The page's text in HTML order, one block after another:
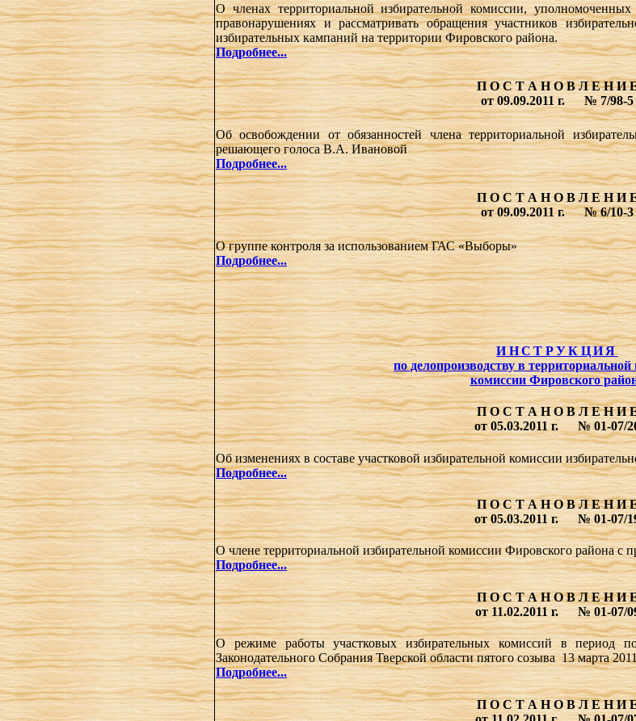
О членах территориальной избирательной комиссии,
правонарушениях и рассматривать обращения участников
избирательных кампаний на территории Фировского района.
Подробнее...
П О С Т А Н О В Л Е Н И
от 09.09.2011 г.№ 7/98-5
Об освобождении от обязанностей члена территориальной
решающего голоса В.А. Ивановой
Подробнее...
П О С Т А Н О В Л Е Н И
от 09.09.2011 г.№ 6/10-3
О группе контроля за использованием ГАС «Выборы»
Подробнее...
ИНСТРУКЦИЯ
по делопроизводству в территориальной
комиссии Фировского
П О С Т А Н О В Л Е Н И
от 05.03.2011 г.№ 01-07/
Об изменениях в составе участковой избирательной комиссии
Подробнее...
П О С Т А Н О В Л Е Н И
от 05.03.2011 г.№ 01-07/
О члене территориальной избирательной комиссии Фировского района с
Подробнее...
П О С Т А Н О В Л Е Н И
от 11.02.2011 г.№ 01-07/
О режиме работы участковых избирательных комиссий в период
Законодательного Собрания Тверской области пятого созыва 13 марта
Подробнее...
П О С Т А Н О В Л Е Н И